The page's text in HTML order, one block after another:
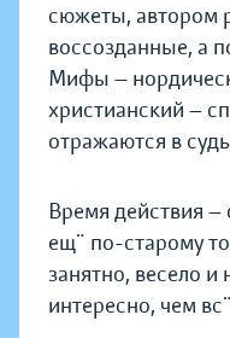
сюжеты, автором
воссозданные, а
Мифы —
христианский —
отражаются в
Время действия —
ещё по-старому
занятно, весело
интересно, чем